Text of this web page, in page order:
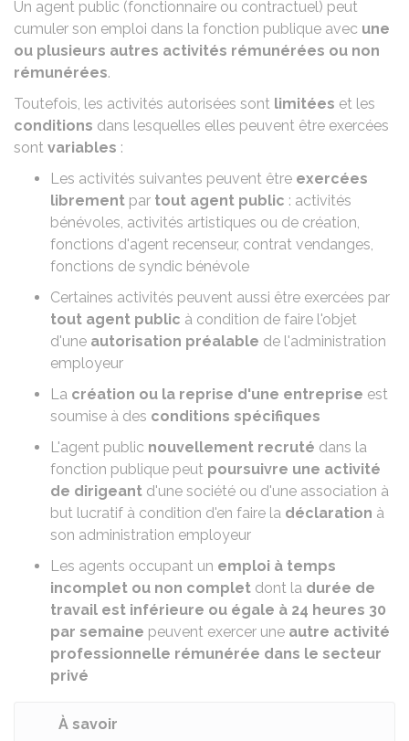
Un agent public (fonctionnaire ou contractuel) peut
cumuler son emploi dans la fonction publique avec une
ou plusieurs autres activités rémunérées ou non
rémunérées.
Toutefois, les activités autorisées sont limitées et les
conditions dans lesquelles elles peuvent être exercées
sont variables :
Les activités suivantes peuvent être exercées
librement par tout agent public : activités
bénévoles, activités artistiques ou de création,
fonctions d'agent recenseur, contrat vendanges,
fonctions de syndic bénévole
Certaines activités peuvent aussi être exercées par
tout agent public à condition de faire l'objet
d'une autorisation préalable de l'administration
employeur
La création ou la reprise d'une entreprise est
soumise à des conditions spécifiques
L'agent public nouvellement recruté dans la
fonction publique peut poursuivre une activité
de dirigeant d'une société ou d'une association à
but lucratif à condition d'en faire la déclaration à
son administration employeur
Les agents occupant un emploi à temps
incomplet ou non complet dont la durée de
travail est inférieure ou égale à 24 heures 30
par semaine peuvent exercer une autre activité
professionnelle rémunérée dans le secteur
privé
À savoir